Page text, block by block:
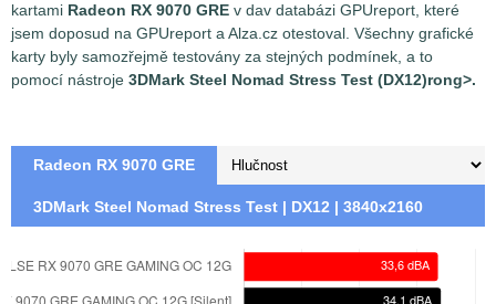
kartami Radeon RX 9070 GRE v dav databázi GPUreport, které
jsem doposud na GPUreport a Alza.cz otestoval. Všechny grafické
karty byly samozřejmě testovány za stejných podmínek, a to
pomocí nástroje 3DMark Steel Nomad Stress Test (DX12)rong>.
Radeon RX 9070 GRE
3DMark Steel Nomad Stress Test | DX12 | 3840x2160